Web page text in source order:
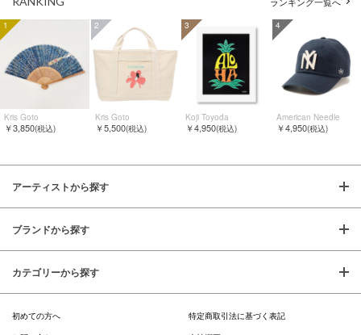
1
Kris Goto
￥3,850(税込)
2
Kris Goto
￥5,500(税込)
3
Koji Toyoda
￥4,950(税込)
4
American Needle
￥4,950(税込)
アーティストから探す
ブランドから探す
カテゴリーから探す
初めての方へ
特定商取引法に基づく表記